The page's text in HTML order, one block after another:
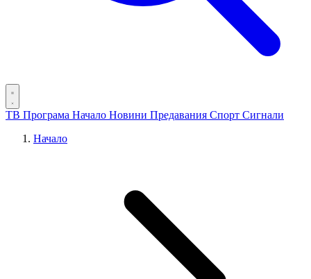
ТВ Програма Начало Новини Предавания Спорт Сигнали
Начало